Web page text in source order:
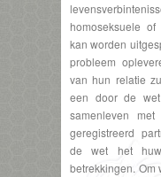
homoseksuele
kan worden
probleem
van hun relatie
een door de wet
samenleven
geregistreerd
de wet het
betrekkingen. Om